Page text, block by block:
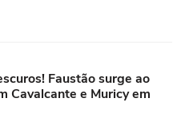
Faustão surge ao
Cavalcante e Muricy em